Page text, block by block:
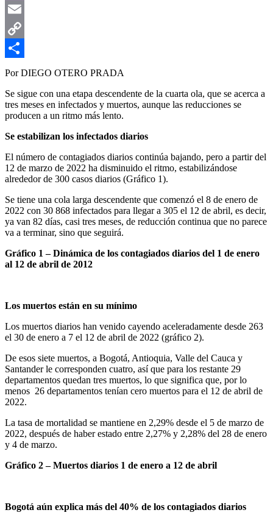
WhatsApp
Email
Copy
Link
Compartir
Por DIEGO OTERO PRADA
Se sigue con una etapa descendente de la cuarta ola, que se acerca a
tres meses en infectados y muertos, aunque las reducciones se
producen a un ritmo más lento.
Se estabilizan los infectados diarios
El número de contagiados diarios continúa bajando, pero a partir del
12 de marzo de 2022 ha disminuido el ritmo, estabilizándose
alrededor de 300 casos diarios (Gráfico 1).
Se tiene una cola larga descendente que comenzó el 8 de enero de
2022 con 30 868 infectados para llegar a 305 el 12 de abril, es decir,
ya van 82 días, casi tres meses, de reducción continua que no parece
va a terminar, sino que seguirá.
Gráfico 1 – Dinámica de los contagiados diarios del 1 de enero
al 12 de abril de 2012
Los muertos están en su mínimo
Los muertos diarios han venido cayendo aceleradamente desde 263
el 30 de enero a 7 el 12 de abril de 2022 (gráfico 2).
De esos siete muertos, a Bogotá, Antioquia, Valle del Cauca y
Santander le corresponden cuatro, así que para los restante 29
departamentos quedan tres muertos, lo que significa que, por lo
menos 26 departamentos tenían cero muertos para el 12 de abril de
2022.
La tasa de mortalidad se mantiene en 2,29% desde el 5 de marzo de
2022, después de haber estado entre 2,27% y 2,28% del 28 de enero
y 4 de marzo.
Gráfico 2 – Muertos diarios 1 de enero a 12 de abril
Bogotá aún explica más del 40% de los contagiados diarios